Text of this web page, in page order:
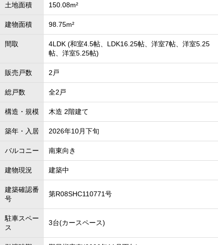
土地面積 150.08m²
建物面積 98.75m²
間取
4LDK (和室4.5帖、LDK16.25帖、洋室7帖、洋室5.25
帖、洋室5.25帖)
販売戸数 2戸
総戸数 全2戸
構造・規模 木造 2階建て
築年・入居 2026年10月下旬
バルコニー 南東向き
建物現況 建築中
建築確認番
号
第R08SHC110771号
駐車スペー
ス
3台(カースペース)